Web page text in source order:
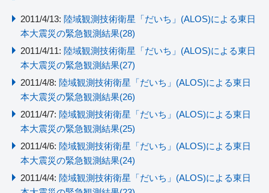
2011/4/13: 陸域観測技術衛星「だいち」(ALOS)による東日
本大震災の緊急観測結果(28)
2011/4/11: 陸域観測技術衛星「だいち」(ALOS)による東日
本大震災の緊急観測結果(27)
2011/4/8: 陸域観測技術衛星「だいち」(ALOS)による東日
本大震災の緊急観測結果(26)
2011/4/7: 陸域観測技術衛星「だいち」(ALOS)による東日
本大震災の緊急観測結果(25)
2011/4/6: 陸域観測技術衛星「だいち」(ALOS)による東日
本大震災の緊急観測結果(24)
2011/4/4: 陸域観測技術衛星「だいち」(ALOS)による東日